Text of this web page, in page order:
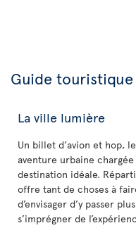
Guide touristique
La ville lumière
Un billet d’avion et hop,
aventure urbaine
destination idéale.
offre tant de choses à
d’envisager d’y passer
s’imprégner de